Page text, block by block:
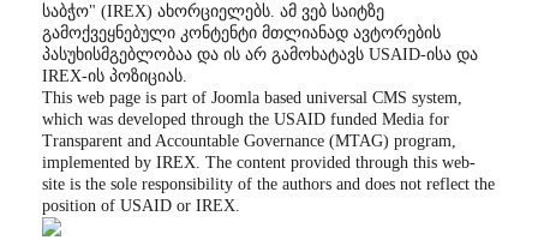
საბჭო" (IREX) ახორციელებს. ამ ვებ საიტზე
გამოქვეყნებული კონტენტი მთლიანად ავტორების
პასუხისმგებლობაა და ის არ გამოხატავს USAID-ისა და
IREX-ის პოზიციას.
This web page is part of Joomla based universal CMS system,
which was developed through the USAID funded Media for
Transparent and Accountable Governance (MTAG) program,
implemented by IREX. The content provided through this web-
site is the sole responsibility of the authors and does not reflect the
position of USAID or IREX.